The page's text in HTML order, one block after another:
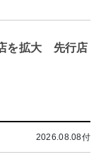
を拡大 先行店
2026.08.08付